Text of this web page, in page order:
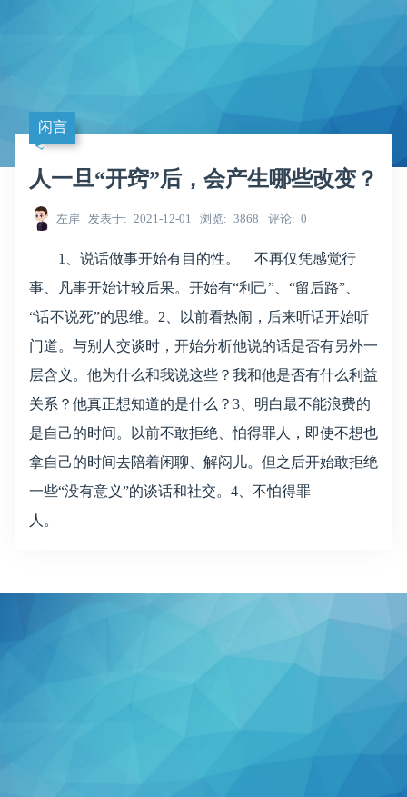
闲言
人一旦“开窍”后，会产生哪些改变？
左岸 发表于 2021-12-01 浏览 3868 评论 0
1、说话做事开始有目的性。 不再仅凭感觉行
事、凡事开始计较后果。开始有“利己”、“留后路”、
“话不说死”的思维。2、以前看热闹，后来听话开始听
门道。与别人交谈时，开始分析他说的话是否有另外一
层含义。他为什么和我说这些？我和他是否有什么利益
关系？他真正想知道的是什么？3、明白最不能浪费的
是自己的时间。以前不敢拒绝、怕得罪人，即使不想也
拿自己的时间去陪着闲聊、解闷儿。但之后开始敢拒绝
一些“没有意义”的谈话和社交。4、不怕得罪
人。